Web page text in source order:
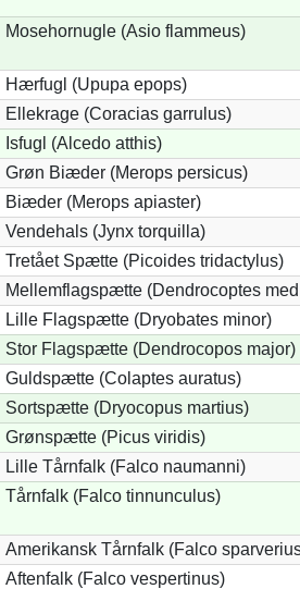
Mosehornugle (Asio flammeus)
Hærfugl (Upupa epops)
Ellekrage (Coracias garrulus)
Isfugl (Alcedo atthis)
Grøn Biæder (Merops persicus)
Biæder (Merops apiaster)
Vendehals (Jynx torquilla)
Tretået Spætte (Picoides tridactylus)
Mellemflagspætte (Dendrocoptes
Lille Flagspætte (Dryobates minor)
Stor Flagspætte (Dendrocopos major)
Guldspætte (Colaptes auratus)
Sortspætte (Dryocopus martius)
Grønspætte (Picus viridis)
Lille Tårnfalk (Falco naumanni)
Tårnfalk (Falco tinnunculus)
Amerikansk Tårnfalk (Falco
Aftenfalk (Falco vespertinus)